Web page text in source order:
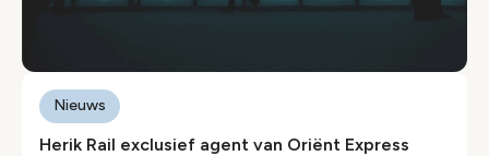
Herik Rail exclusief agent van Oriënt Express
Nieuws